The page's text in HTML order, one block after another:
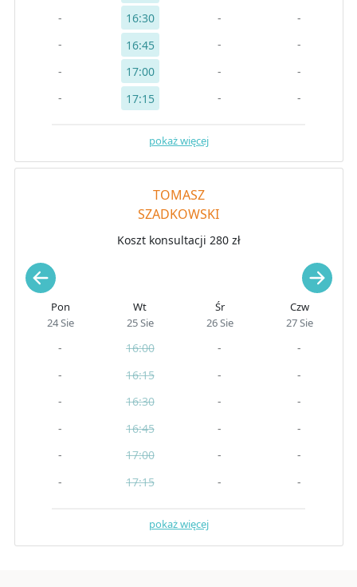
-
-
-
-
16:30
16:45
17:00
17:15
-
-
-
-
-
-
-
-
pokaż więcej
TOMASZ
SZADKOWSKI
Koszt konsultacji 280 zł
Pon
24 Sie
-
-
-
-
-
-
Wt
25 Sie
16:00
16:15
16:30
16:45
17:00
17:15
Śr
26 Sie
-
-
-
-
-
-
Czw
27 Sie
-
-
-
-
-
-
pokaż więcej